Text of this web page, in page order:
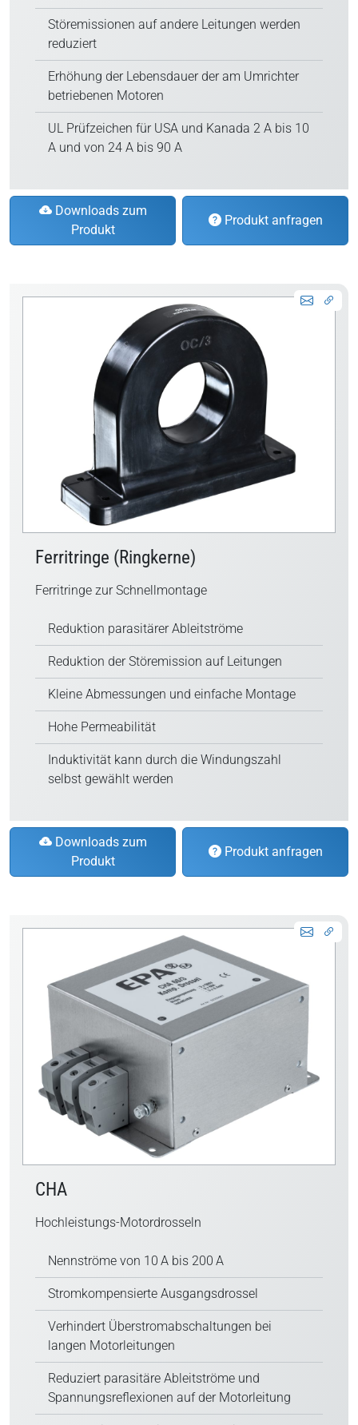
Störemissionen auf andere Leitungen werden
reduziert
Erhöhung der Lebensdauer der am Umrichter
betriebenen Motoren
UL Prüfzeichen für USA und Kanada 2 A bis 10
A und von 24 A bis 90 A
Downloads zum
Produkt
Produkt anfragen
Ferritringe (Ringkerne)
Ferritringe zur Schnellmontage
Reduktion parasitärer Ableitströme
Reduktion der Störemission auf Leitungen
Kleine Abmessungen und einfache Montage
Hohe Permeabilität
Induktivität kann durch die Windungszahl
selbst gewählt werden
Downloads zum
Produkt
Produkt anfragen
CHA
Hochleistungs-Motordrosseln
Nennströme von 10 A bis 200 A
Stromkompensierte Ausgangsdrossel
Verhindert Überstromabschaltungen bei
langen Motorleitungen
Reduziert parasitäre Ableitströme und
Spannungsreflexionen auf der Motorleitung